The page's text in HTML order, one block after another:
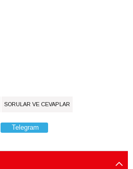
SORULAR VE CEVAPLAR
Telegram